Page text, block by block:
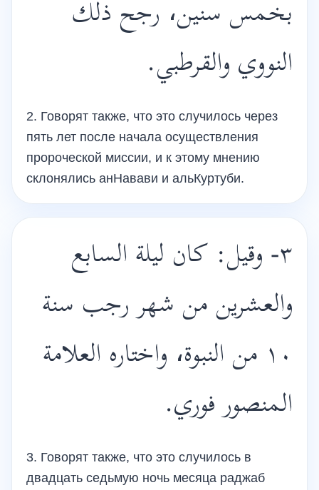
بخمس سنين، رجح ذلك
النووي والقرطبي.
2. Говорят также, что это случилось через
пять лет после начала осуществления
пророческой миссии, и к этому мнению
склонялись анНавави и альКуртуби.
٣- وقيل: كان ليلة السابع
والعشرين من شهر رجب سنة
١٠ من النبوة، واختاره العلامة
المنصور فوري.
3. Говорят также, что это случилось в
двадцать седьмую ночь месяца раджаб